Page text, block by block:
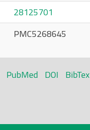
28125701
PMC5268645
PubMed DOI BibTex